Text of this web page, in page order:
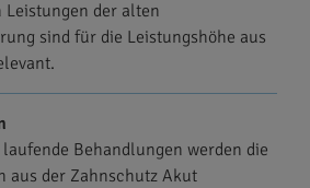
der alten
sind für die Leistungshöhe aus
Behandlungen werden die
aus der Zahnschutz Akut